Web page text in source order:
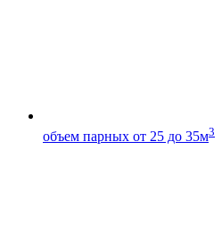
объем парных от 25 до 35м3